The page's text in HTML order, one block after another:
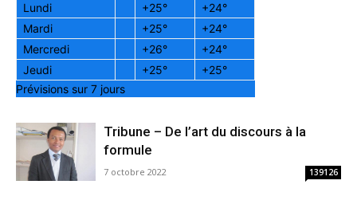
Lundi
+25° +24°
Mardi
+25° +24°
Mercredi
+26° +24°
Jeudi
+25° +25°
Prévisions sur 7 jours
Tribune – De l’art du discours à la
formule
7 octobre 2022 139126